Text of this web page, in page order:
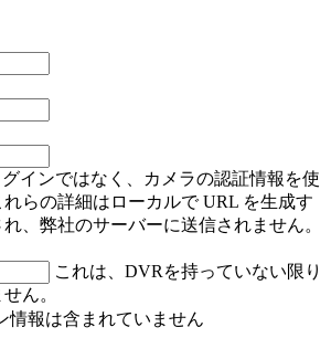
グインではなく、カメラの認証情報を使
らの詳細はローカルで URL を生成す
、弊社のサーバーに送信されません。
これは、DVRを持っていない限り
ん。
情報は含まれていません